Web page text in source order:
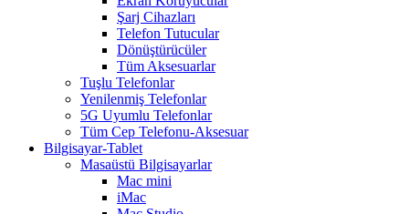
Şarj Cihazları
Telefon Tutucular
Dönüştürücüler
Tüm Aksesuarlar
Tuşlu Telefonlar
Yenilenmiş Telefonlar
5G Uyumlu Telefonlar
Tüm Cep Telefonu-Aksesuar
Bilgisayar-Tablet
Masaüstü Bilgisayarlar
Mac mini
iMac